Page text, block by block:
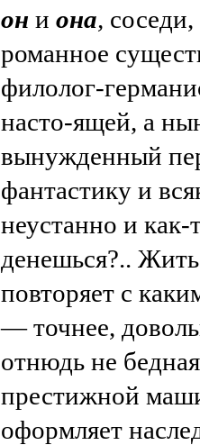
он и она,
романное
филолог-
насто-ящей, а
вынужденный
фантастику и
неустанно и как-
денешься?..
повторяет с
— точнее,
отнюдь не
престижной
оформляет